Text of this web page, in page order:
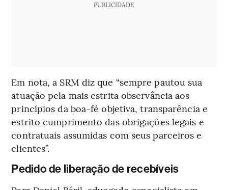
PUBLICIDADE
Em nota, a SRM diz que “sempre pautou sua
atuação pela mais estrita observância aos
princípios da boa-fé objetiva, transparência e
estrito cumprimento das obrigações legais e
contratuais assumidas com seus parceiros e
clientes”.
Pedido de liberação de recebíveis